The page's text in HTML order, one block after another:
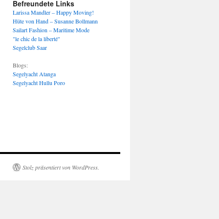
Befreundete Links
Larissa Mandler – Happy Moving!
Hüte von Hand – Susanne Bollmann
Sailart Fashion – Maritime Mode
"le chic de la liberté"
Segelclub Saar
Blogs:
Segelyacht Atanga
Segelyacht Hullu Poro
Stolz präsentiert von WordPress.